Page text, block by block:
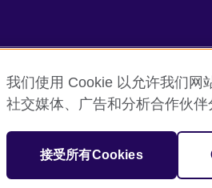
文化教育协会全球网站 隐私与使用条
注册号：209131 （英格兰与威尔士）
我们使用 Cookie 以允许我们网
社交媒体、广告和分析合作伙伴
接受所有Cookies